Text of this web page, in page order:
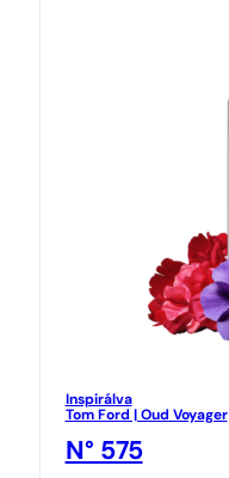
Inspirálva
Tom Ford | Oud Voyager
N° 575